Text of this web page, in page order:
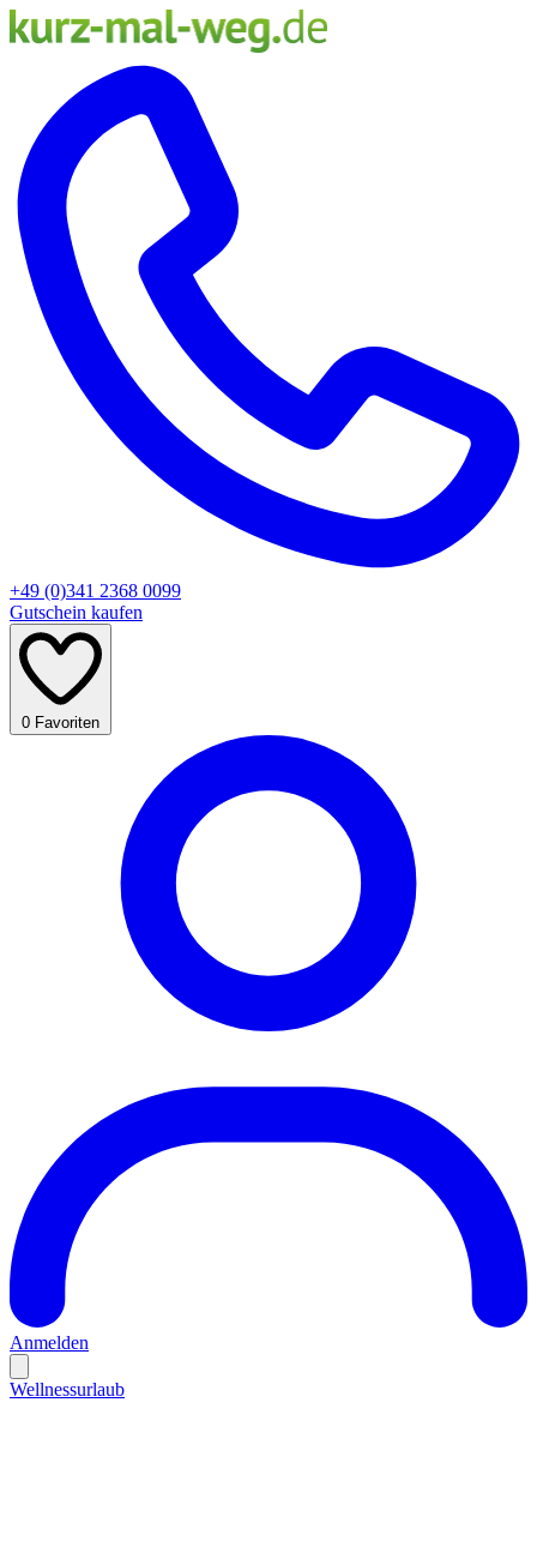
+49 (0)341 2368 0099
Gutschein kaufen
0 Favoriten
Anmelden
Wellnessurlaub